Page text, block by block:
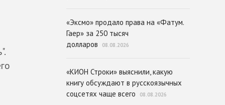
«Эксмо» продало права на «Фатум.
Гаер» за 250 тысяч
долларов
08.08.2026
«КИОН Строки» выяснили, какую
книгу обсуждают в русскоязычных
соцсетях чаще всего
08.08.2026